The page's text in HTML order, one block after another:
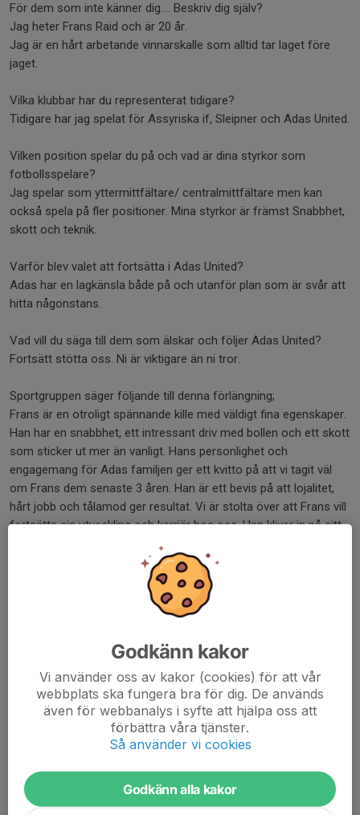
För dem som inte känner dig…. Beskriv dig själv?
Jag heter Frans Raid och är 20 år.
Jag är en hårt arbetande vinnarskalle som alltid tar laget före
jaget.
Vilka klubbar har du representerat tidigare?
Tidigare har jag spelat för Assyriska if, Sleipner och Adas United.
Vilken position spelar du på och vad är dina styrkor som
fotbollsspelare?
Jag spelar som yttermittfältare/ centralmittfältare men kan
också spela på fler positioner. Mina styrkor är främst Snabbhet,
skott och teknik.
Varför blev valet att fortsätta i Adas United?
Adas har en lagkänsla både på och utanför plan som är svår att
hitta någonstans.
Vad vill du säga till dem som älskar och följer Adas United?
Fortsätt stötta oss. Ni är viktigare än ni tror.
Sportgruppen säger följande till denna förlängning;
Frans är en otroligt spännande kille med väldigt fina egenskaper.
Han har en snabbhet, ett intressant driv med bollen och ett skott
som sticker ut mer än vanligt. Hans personlighet och
engagemang för Adas familjen ger ett kvitto på att vi tagit väl
om Frans dem senaste 3 åren. Han är ett bevis på att lojalitet,
hårt jobb och tålamod ger resultat. Vi är stolta över att Frans vill
fortsätta sin utveckling och karriär hos oss. Han kliver in på sitt
fjärde år. Vi är övertygade att Frans kommer ta ytterligare kliv
nästa säsong. Ska bli spännande att följa Frans nästa säsong.
Härligt att du valde att stanna kvar hos oss. Stort lycka till… ❤️🤍
Kommentarer
Tidigare nyheter
Godkänn kakor
Vi använder oss av kakor (cookies) för att vår
webbplats ska fungera bra för dig. De används
även för webbanalys i syfte att hjälpa oss att
förbättra våra tjänster.
Så använder vi cookies
Godkänn alla kakor